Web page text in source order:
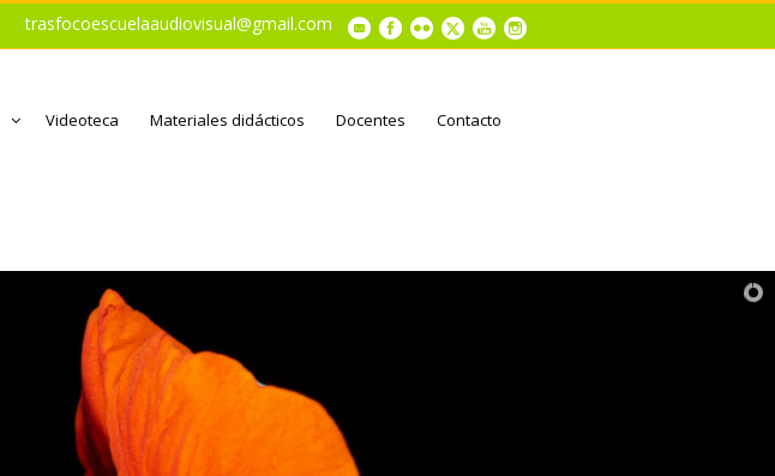
trasfocoescuelaaudiovisual@gmail.com
Videoteca Materiales didácticos Docentes Contacto